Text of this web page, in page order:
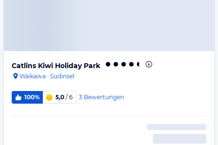
Catlins Kiwi Holiday Park
Waikawa · Südinsel
100% 5,0 / 6 3 Bewertungen